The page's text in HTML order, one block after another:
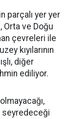
parçalı yer yer
Orta ve Doğu
çevreleri ile
kıyılarının
diğer
ediliyor.
seyredeceği